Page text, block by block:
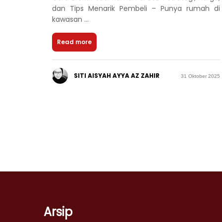
dan Tips Menarik Pembeli – Punya rumah di
kawasan ...
Read more
SITI AISYAH AYYA AZ ZAHIR 31 Oktober 2025
Arsip